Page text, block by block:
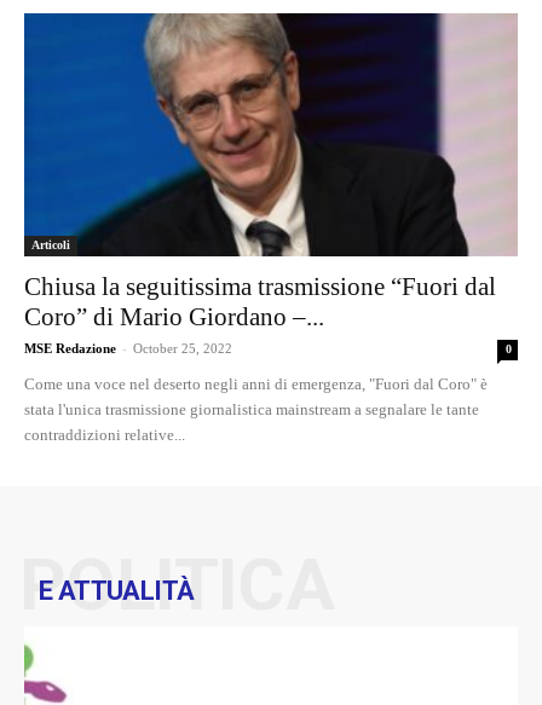
Articoli
Chiusa la seguitissima trasmissione “Fuori dal
Coro” di Mario Giordano –...
MSE Redazione - October 25, 2022 0
Come una voce nel deserto negli anni di emergenza, "Fuori dal Coro" è
stata l'unica trasmissione giornalistica mainstream a segnalare le tante
contraddizioni relative...
E ATTUALITÀ
POLITICA